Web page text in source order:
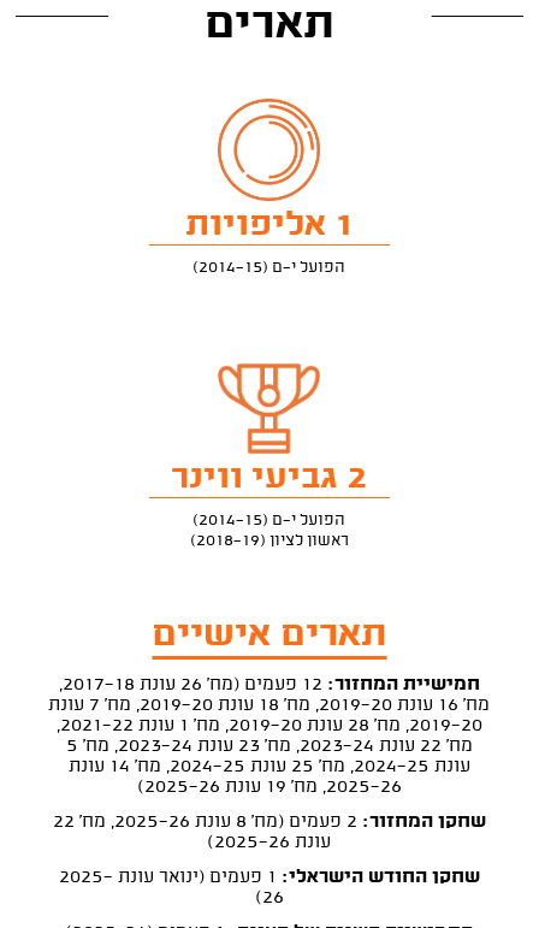
תארים
1 אליפויות
הפועל י-ם (2014-15)
2 גביעי ווינר
הפועל י-ם (2014-15)
ראשון לציון (2018-19)
תארים אישיים
חמישיית המחזור:
12 פעמים (מח' 26 עונת 2017-18,
מח' 16 עונת 2019-20, מח' 18 עונת 2019-20, מח' 7 עונת
2019-20, מח' 28 עונת 2019-20, מח' 1 עונת 2021-22,
מח' 22 עונת 2023-24, מח' 23 עונת 2023-24, מח' 5
עונת 2024-25, מח' 25 עונת 2024-25, מח' 14 עונת
2025-26, מח' 19 עונת 2025-26)
שחקן המחזור:
2 פעמים (מח' 8 עונת 2025-26, מח' 22
עונת 2025-26)
שחקן החודש הישראלי:
1 פעמים (ינואר עונת 2025-
26)